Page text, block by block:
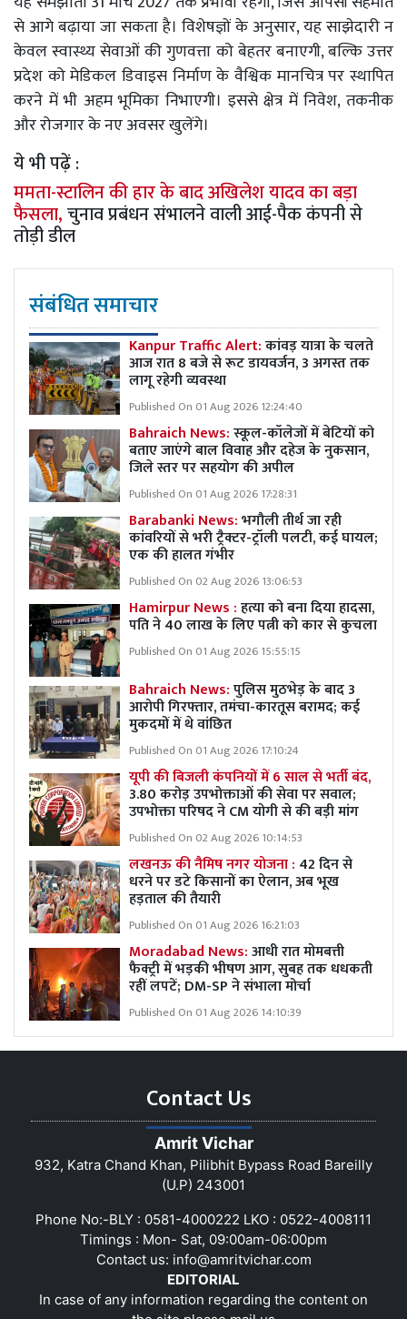
से आगे बढ़ाया जा सकता है। विशेषज्ञों के अनुसार, यह साझेदारी न
केवल स्वास्थ्य सेवाओं की गुणवत्ता को बेहतर बनाएगी, बल्कि उत्तर
प्रदेश को मेडिकल डिवाइस निर्माण के वैश्विक मानचित्र पर स्थापित
करने में भी अहम भूमिका निभाएगी। इससे क्षेत्र में निवेश, तकनीक
और रोजगार के नए अवसर खुलेंगे।
ये भी पढ़ें :
ममता-स्टालिन की हार के बाद अखिलेश यादव का बड़ा
फैसला,चुनाव प्रबंधन संभालने वाली आई-पैक कंपनी से
तोड़ी डील
संबंधित समाचार
Kanpur Traffic Alert:कांवड़ यात्रा के चलते
आज रात 8 बजे से रूट डायवर्जन, 3 अगस्त तक
लागू रहेगी व्यवस्था
Published On 01 Aug 2026 12:24:40
Bahraich News:स्कूल-कॉलेजों में बेटियों को
बताए जाएंगे बाल विवाह और दहेज के नुकसान,
जिले स्तर पर सहयोग की अपील
Published On 01 Aug 2026 17:28:31
Barabanki News:भगौली तीर्थ जा रही
कांवरियों से भरी ट्रैक्टर-ट्रॉली पलटी, कई घायल;
एक की हालत गंभीर
Published On 02 Aug 2026 13:06:53
Hamirpur News :हत्या को बना दिया हादसा,
पति ने 40 लाख के लिए पत्नी को कार से कुचला
Published On 01 Aug 2026 15:55:15
Bahraich News:पुलिस मुठभेड़ के बाद 3
आरोपी गिरफ्तार, तमंचा-कारतूस बरामद; कई
मुकदमों में थे वांछित
Published On 01 Aug 2026 17:10:24
यूपी की बिजली कंपनियों में 6 साल से भर्ती बंद,
3.80 करोड़ उपभोक्ताओं की सेवा पर सवाल;
उपभोक्ता परिषद ने CM योगी से की बड़ी मांग
Published On 02 Aug 2026 10:14:53
लखनऊ की नैमिष नगर योजना : 42 दिन से
धरने पर डटे किसानों का ऐलान, अब भूख
हड़ताल की तैयारी
Published On 01 Aug 2026 16:21:03
Moradabad News:आधी रात मोमबत्ती
फैक्ट्री में भड़की भीषण आग, सुबह तक धधकती
रहीं लपटें; DM-SP ने संभाला मोर्चा
Published On 01 Aug 2026 14:10:39
Contact Us
Amrit Vichar
932, Katra Chand Khan, Pilibhit Bypass Road Bareilly
(U.P) 243001
Phone No:-BLY : 0581-4000222 LKO : 0522-4008111
Timings : Mon- Sat, 09:00am-06:00pm
Contact us: info@amritvichar.com
EDITORIAL
In case of any information regarding the content on